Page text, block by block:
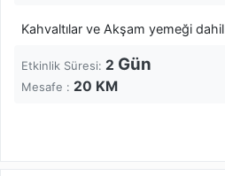
Kahvaltılar ve Akşam yemeği dahil
Etkinlik Süresi: 2 Gün
Mesafe : 20 KM